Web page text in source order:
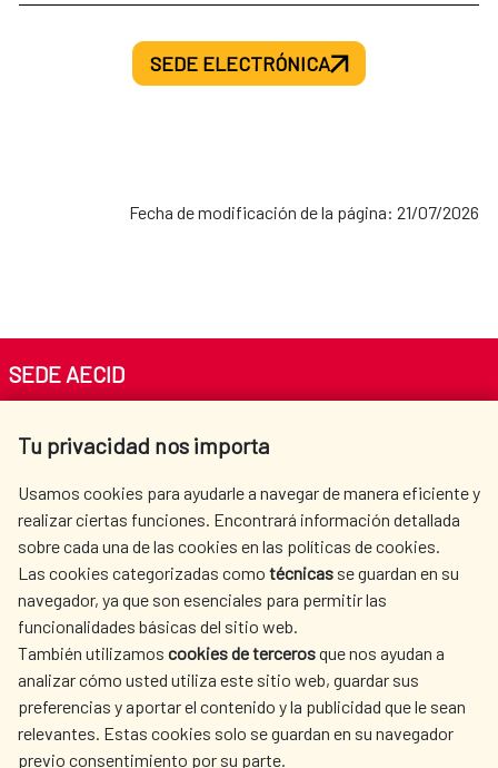
SEDE ELECTRÓNICA
Fecha de modificación de la página: 21/07/2026
Tu privacidad nos importa
Usamos cookies para ayudarle a navegar de manera eficiente y
realizar ciertas funciones. Encontrará información detallada
sobre cada una de las cookies en las políticas de cookies.
Las cookies categorizadas como técnicas se guardan en su
navegador, ya que son esenciales para permitir las
funcionalidades básicas del sitio web.
También utilizamos cookies de tercerosque nos ayudan a
analizar cómo usted utiliza este sitio web, guardar sus
preferencias y aportar el contenido y la publicidad que le sean
relevantes. Estas cookies solo se guardan en su navegador
previo consentimiento por su parte.
SEDE AECID
Tel. +34 900 20 30 54​​​​​​​
AECID
WHERE DO WE COOPERATE?
SPANISH HUMANITARIAN
ACTION
PRESS ROOM
CULTURE AND SCIENCE LIBRARY